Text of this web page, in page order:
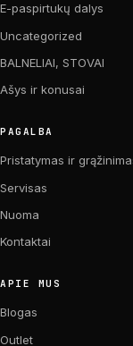
E-paspirtukų dalys
Uncategorized
BALNELIAI, STOVAI
Ašys ir konusai
PAGALBA
Pristatymas ir
Servisas
Nuoma
Kontaktai
APIE MUS
Blogas
Outlet